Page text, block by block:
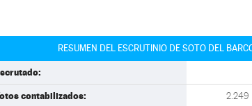
RESUMEN DEL ESCRUTINIO DE SOTO DEL
contabilizados: 2.249